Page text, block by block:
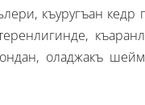
къуругъан кедр
оладжакъ